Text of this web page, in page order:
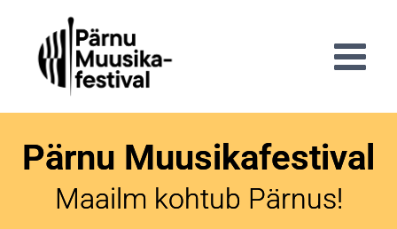
Pärnu Muusikafestival
Maailm kohtub Pärnus!